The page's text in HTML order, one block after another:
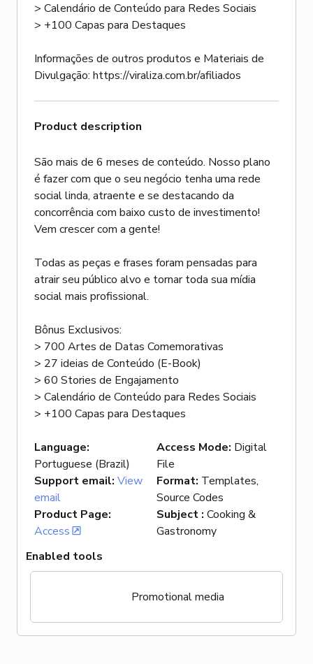
> Calendário de Conteúdo para Redes Sociais
> +100 Capas para Destaques
Informações de outros produtos e Materiais de
Divulgação: https://viraliza.com.br/afiliados
Product description
São mais de 6 meses de conteúdo. Nosso plano
é fazer com que o seu negócio tenha uma rede
social linda, atraente e se destacando da
concorrência com baixo custo de investimento!
Vem crescer com a gente!
Todas as peças e frases foram pensadas para
atrair seu público alvo e tornar toda sua mídia
social mais profissional.
Bônus Exclusivos:
> 700 Artes de Datas Comemorativas
> 27 ideias de Conteúdo (E-Book)
> 60 Stories de Engajamento
> Calendário de Conteúdo para Redes Sociais
> +100 Capas para Destaques
Language:
Portuguese (Brazil)
Support email: View
email
Product Page:
Access
Access Mode: Digital
File
Format: Templates,
Source Codes
Subject : Cooking &
Gastronomy
Enabled tools
Promotional media